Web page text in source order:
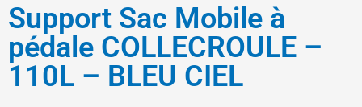
Support Sac Mobile à
pédale COLLECROULE –
110L – BLEU CIEL